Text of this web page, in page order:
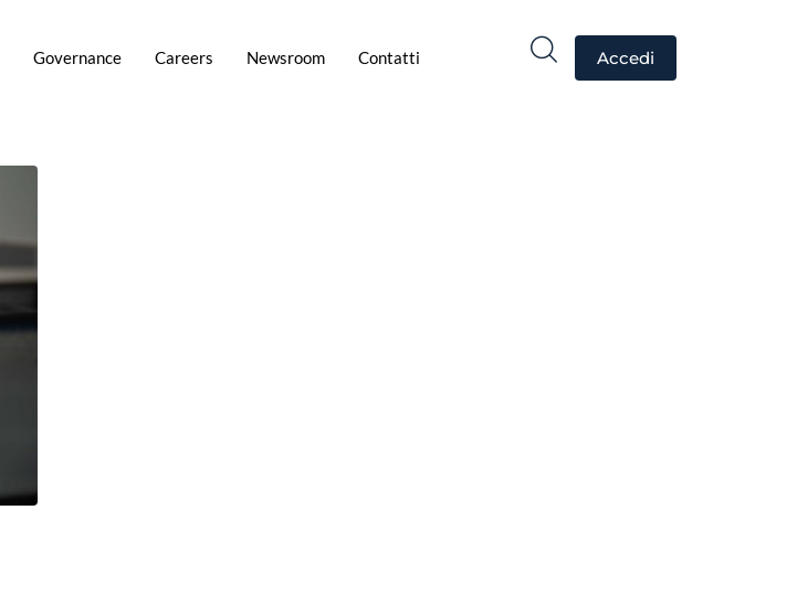
Governance Careers Newsroom Contatti Accedi